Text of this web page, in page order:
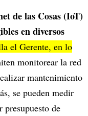
de las Cosas (IoT)
en diversos
el Gerente, en lo
monitorear la red
mantenimiento
se pueden medir
presupuesto de